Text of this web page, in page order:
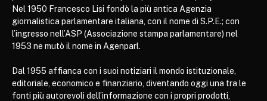
Nel 1950 Francesco Lisi fondò la più antica Agenzia
giornalistica parlamentare italiana, con il nome di S.P.E.; con
l’ingresso nell’ASP (Associazione stampa parlamentare) nel
1953 ne mutò il nome in Agenparl.
Dal 1955 affianca con i suoi notiziari il mondo istituzionale,
editoriale, economico e finanziario, diventando oggi una tra le
fonti più autorevoli dell’informazione con i propri prodotti,